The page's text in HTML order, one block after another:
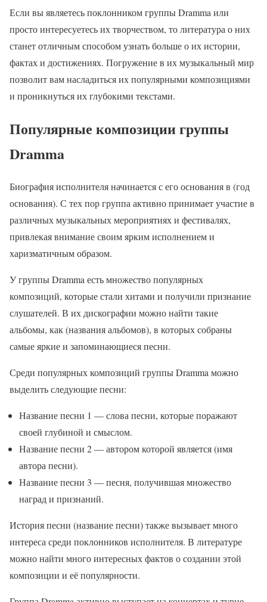
Если вы являетесь поклонником группы Dramma или
просто интересуетесь их творчеством, то литература о них
станет отличным способом узнать больше о их истории,
фактах и достижениях. Погружение в их музыкальный мир
позволит вам насладиться их популярными композициями
и проникнуться их глубокими текстами.
Популярные композиции группы
Dramma
Биография исполнителя начинается с его основания в (год
основания). С тех пор группа активно принимает участие в
различных музыкальных мероприятиях и фестивалях,
привлекая внимание своим ярким исполнением и
харизматичным образом.
У группы Dramma есть множество популярных
композиций, которые стали хитами и получили признание
слушателей. В их дискографии можно найти такие
альбомы, как (названия альбомов), в которых собраны
самые яркие и запоминающиеся песни.
Среди популярных композиций группы Dramma можно
выделить следующие песни:
Название песни 1 — слова песни, которые поражают
своей глубиной и смыслом.
Название песни 2 — автором которой является (имя
автора песни).
Название песни 3 — песня, получившая множество
наград и признаний.
История песни (название песни) также вызывает много
интереса среди поклонников исполнителя. В литературе
можно найти много интересных фактов о создании этой
композиции и её популярности.